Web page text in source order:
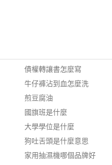
債權轉讓書怎麼寫
牛仔褲沾到血怎麼洗
煎豆腐油
國旗班是什麼
大學學位是什麼
狗吐舌頭是什麼意思
家用抽濕機哪個品牌好